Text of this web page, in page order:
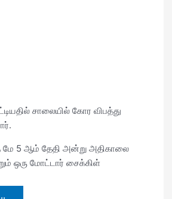
சாலையில் கோர விபத்து
மே 5 ஆம் தேதி அன்று அதிகாலை
ஒரு மோட்டார் சைக்கிள்